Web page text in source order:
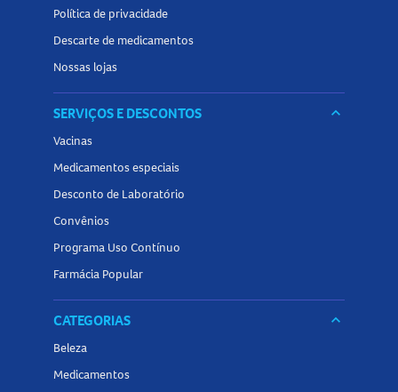
Política de privacidade
Descarte de medicamentos
Nossas lojas
SERVIÇOS E DESCONTOS keyboard_arrow_down
Vacinas
Medicamentos especiais
Desconto de Laboratório
Convênios
Programa Uso Contínuo
Farmácia Popular
CATEGORIAS keyboard_arrow_down
Beleza
Medicamentos